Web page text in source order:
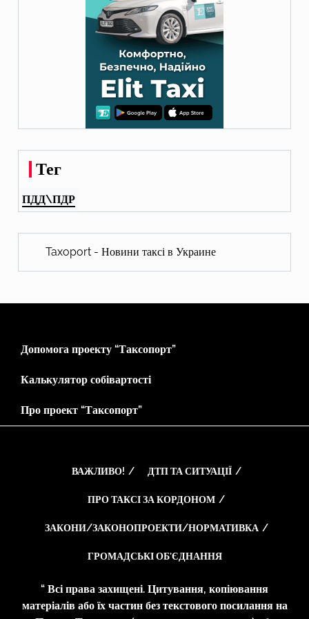
Тег
ПДД\ПДР
Taxoport - Новини таксі в Украине
Допомога проекту “Таксопорт”
Калькулятор собівартості
Про проект “Таксопорт”
ВАЖЛИВО! ДТП ТА СИТУАЦІЇ
ПРО ТАКСІ ЗА КОРДОНОМ
ЗАКОНИ/ЗАКОНОПРОЕКТИ/НОРМАТИВКА
ГРОМАДСЬКІ ОБ’ЄДНАННЯ
“ Всі права захищені. Цитування, копіювання
матеріалів або їх частин без текстового посилання на